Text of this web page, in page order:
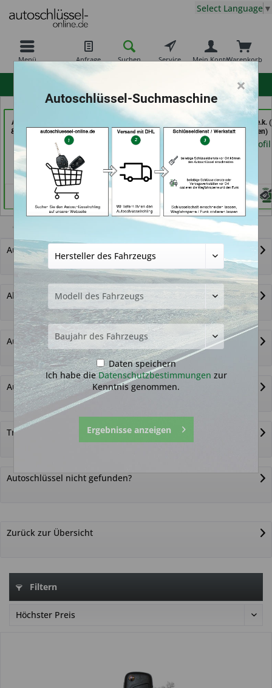
Menü Anfrage Suchen Service Warenkorb
Mein Konto
Select Language ▼
AKYÜZ Schlüsseldienst
& Sicherheitstechnik (in
Händlerprofil
Service Punkt (in
Bremen)
Händlerprofil
moeller-24.de e.k.
Gelsenkirchen)
Händlerprofil
C-Elysee
Autoschlüssel mit Funk
Alternativ-Funkautoschlüssel
Autoschlüssel ohne Funk
Autoschlüsselgehäuse und Zubehör
Transponder
Autoschlüssel nicht gefunden?
Zurück zur Übersicht
Filtern
×
Autoschlüssel-Suchmaschine
Daten speichern
Ich habe dieDatenschutzbestimmungen zur
Kenntnis genommen.
Ergebnisse anzeigen